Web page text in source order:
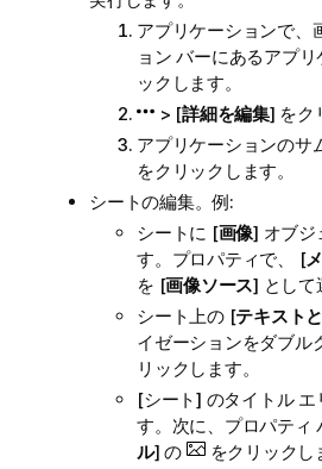
アプリケーションで、
ョン バーにあるアプ
ックします。
> [詳細を編集] をク
アプリケーションのサ
をクリックします。
シートの編集。例:
シートに [画像] オブジ
す。プロパティで、 [
を [画像ソース] として
シート上の [テキスト
イゼーションをダブル
リックします。
[シート] のタイトル エ
す。次に、プロパティ
ル] の
をクリックし